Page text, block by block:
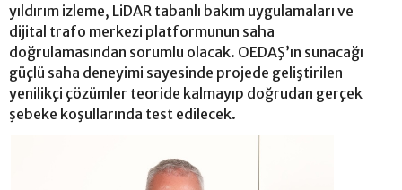
yıldırım izleme, LiDAR tabanlı bakım uygulamaları ve
dijital trafo merkezi platformunun saha
doğrulamasından sorumlu olacak. OEDAŞ’ın sunacağı
güçlü saha deneyimi sayesinde projede geliştirilen
yenilikçi çözümler teoride kalmayıp doğrudan gerçek
şebeke koşullarında test edilecek.